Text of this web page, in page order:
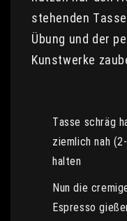
stehenden
Übung und der
Kunstwerke
Tasse schräg
ziemlich nah
halten
Nun die
Espresso